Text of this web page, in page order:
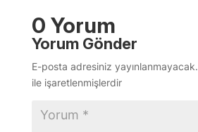
0 Yorum
Yorum Gönder
E-posta adresiniz yayınlanmayacak.
ile işaretlenmişlerdir